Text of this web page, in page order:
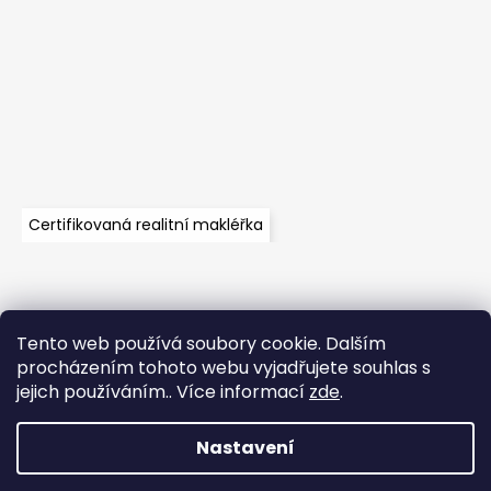
Tento web používá soubory cookie. Dalším
procházením tohoto webu vyjadřujete souhlas s
jejich používáním.. Více informací zde.
Nastavení
Certifikovaná realitní makléřka
Velkoobchod Časté dotazy Obchodní podmínky
Kontakt Vzorník mechů
Mechové stěny a zakázková výroba